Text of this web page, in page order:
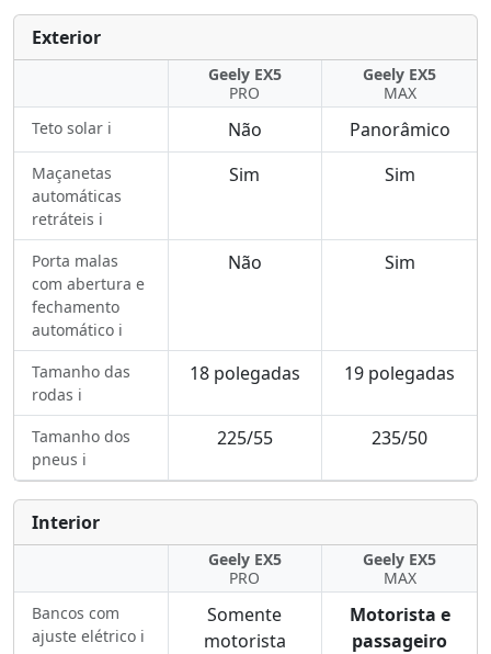
Exterior
Geely EX5
PRO
Geely EX5
MAX
Teto solar ℹ️
Não Panorâmico
Maçanetas
automáticas
retráteis ℹ️
Sim Sim
Porta malas
com abertura e
fechamento
automático ℹ️
Não Sim
Tamanho das
rodas ℹ️
18 polegadas 19 polegadas
Tamanho dos
pneus ℹ️
225/55 235/50
Interior
Geely EX5
PRO
Geely EX5
MAX
Bancos com
ajuste elétrico ℹ️
Somente
motorista
Motorista e
passageiro